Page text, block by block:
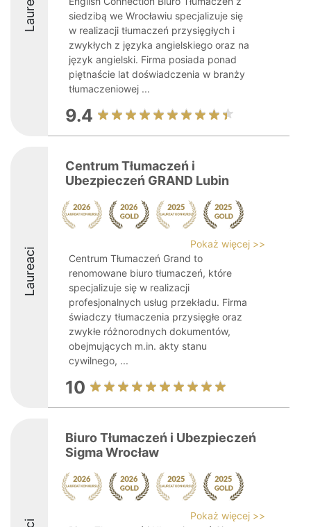
siedzibą we Wrocławiu specjalizuje się
w realizacji tłumaczeń przysięgłych i
zwykłych z języka angielskiego oraz na
język angielski. Firma posiada ponad
piętnaście lat doświadczenia w branży
tłumaczeniowej ...
9.4
Laureaci
Centrum Tłumaczeń i
Ubezpieczeń GRAND Lubin
Pokaż więcej >>
Centrum Tłumaczeń Grand to
renomowane biuro tłumaczeń, które
specjalizuje się w realizacji
profesjonalnych usług przekładu. Firma
świadczy tłumaczenia przysięgłe oraz
zwykłe różnorodnych dokumentów,
obejmujących m.in. akty stanu
cywilnego, ...
10
Biuro Tłumaczeń i Ubezpieczeń
Sigma Wrocław
Pokaż więcej >>